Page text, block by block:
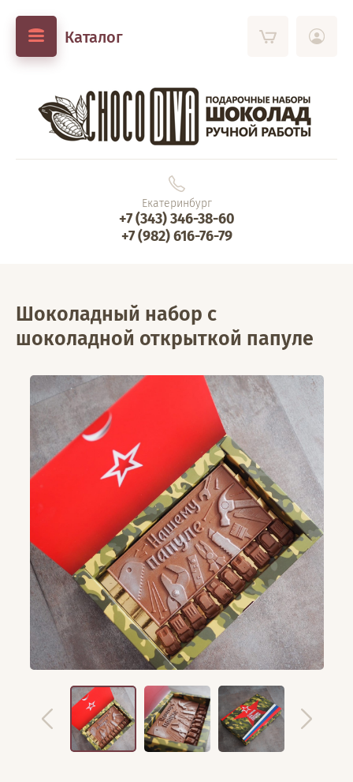
Екатеринбург
+7 (343) 346-38-60
+7 (982) 616-76-79
Каталог
Шоколадный набор с
шоколадной открыткой папуле